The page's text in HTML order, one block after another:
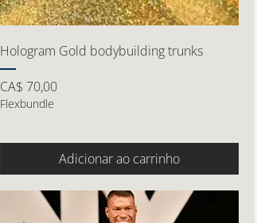
Hologram Gold bodybuilding trunks
Preço
CA$ 70,00
Flexbundle
Adicionar ao carrinho